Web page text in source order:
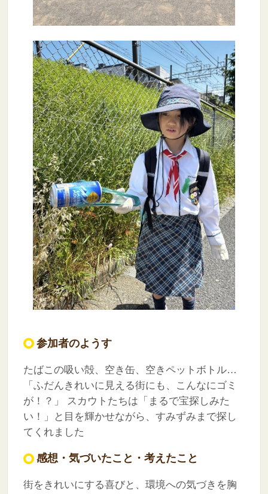
参加者のようす
たばこの吸い殻、空き缶、空きペットボトル…
「ふだんきれいに見える街にも、こんなにゴミ
が！？」
スカウトたちは「まるで宝探しみた
い！」と目を輝かせながら、すみずみまで探し
てくれました
感想・気づいたこと・考えたこと
街をきれいにする喜びと、環境への気づきを胸